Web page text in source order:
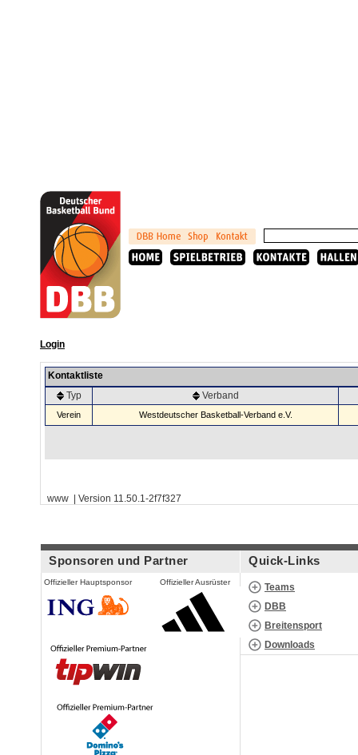
Login
Kontaktliste
Typ
Verband
Verein Westdeutscher Basketball-Verband e.V.
www | Version 11.50.1-2f7f327
Sponsoren und Partner
Offizieller Hauptsponsor Offizieller Ausrüster
Quick-Links
Teams
DBB
Breitensport
Downloads